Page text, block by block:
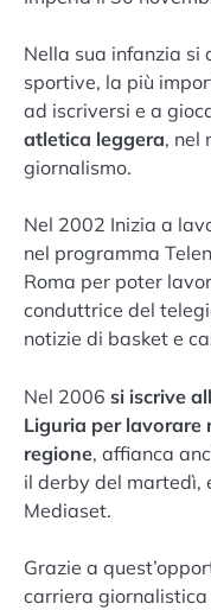
Nella sua infanzia si
sportive, la più
ad iscriversi e a
atletica leggera, nel
giornalismo.
Nel 2002 Inizia a
nel programma
Roma per poter
conduttrice del
notizie di basket e
Nel 2006 si iscrive
Liguria per lavorare
regione, affianca
il derby del martedì,
Mediaset.
Grazie a
carriera